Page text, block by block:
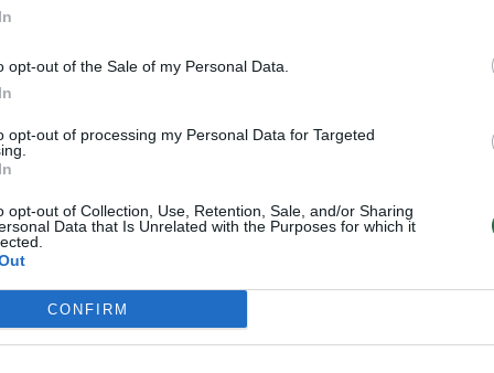
opt-out of the Sale of my Personal Data.
opt-out of processing my Personal Data for Targeted
opt-out of Collection, Use, Retention, Sale, and/or Sharing
Data that Is Unrelated with the Purposes for which it
CONFIRM
diskusija: Rusija – Europos šeimos narė?
pavojingą įprotį: tą daro daugiau nei pusė
pradinukų